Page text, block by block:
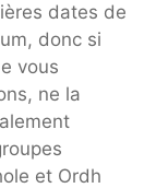
dates de
donc si
vous
ne la
et Ordh